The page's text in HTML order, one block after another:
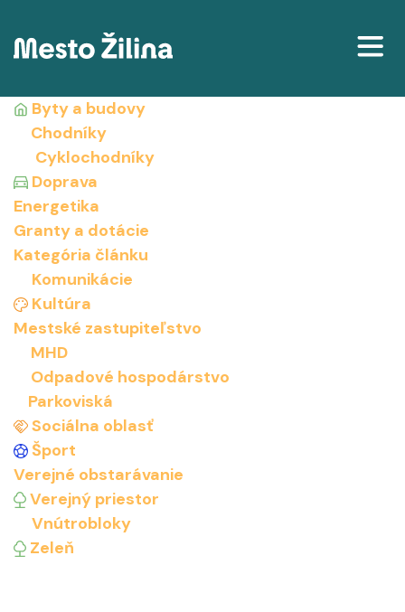
Projekty
Články
Delenie príjmov podľa katastrálneho územia
Byty a budovy
Chodníky
Cyklochodníky
Doprava
Energetika
Granty a dotácie
Kategória článku
Komunikácie
Kultúra
Mestské zastupiteľstvo
MHD
Odpadové hospodárstvo
Parkoviská
Sociálna oblasť
Šport
Verejné obstarávanie
Verejný priestor
Vnútrobloky
Zeleň